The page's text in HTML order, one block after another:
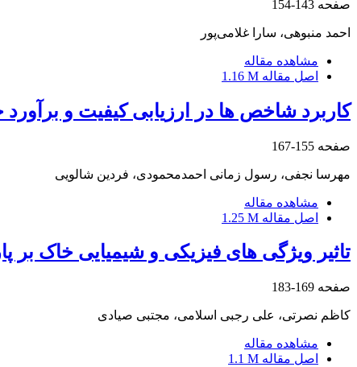
صفحه 143-154
احمد منبوهی، سارا غلامی‌پور
مشاهده مقاله
اصل مقاله 1.16 M
کاربرد شاخص ها در ارزیابی کیفیت و
صفحه 155-167
مهرسا نجفی، رسول زمانی احمدمحمودی، فردین شالویی
مشاهده مقاله
اصل مقاله 1.25 M
تاثیر ویژگی های فیزیکی و شیمیایی خاک بر
صفحه 169-183
کاظم نصرتی، علی رجبی اسلامی، مجتبی صیادی
مشاهده مقاله
اصل مقاله 1.1 M